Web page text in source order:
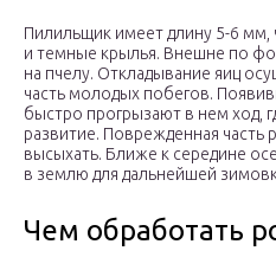
Пилильщик имеет длину 5-6 мм,
и темные крылья. Внешне по
на пчелу. Откладывание яиц
часть молодых побегов.
быстро прогрызают в нем ход,
развитие. Поврежденная часть
высыхать. Ближе к середине
в землю для дальнейшей
Чем обработать